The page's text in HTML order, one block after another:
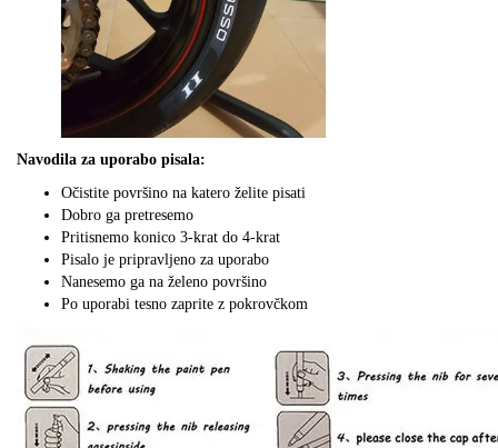
Navodila za uporabo pisala:
Očistite površino na katero želite pisati
Dobro ga pretresemo
Pritisnemo konico 3-krat do 4-krat
Pisalo je pripravljeno za uporabo
Nanesemo ga na želeno površino
Po uporabi tesno zaprite z pokrovčkom